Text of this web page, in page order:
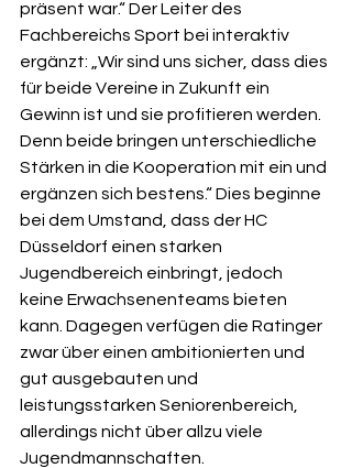
präsent war.“ Der Leiter des
Fachbereichs Sport bei interaktiv
ergänzt: „Wir sind uns sicher, dass dies
für beide Vereine in Zukunft ein
Gewinn ist und sie profitieren werden.
Denn beide bringen unterschiedliche
Stärken in die Kooperation mit ein und
ergänzen sich bestens.“ Dies beginne
bei dem Umstand, dass der HC
Düsseldorf einen starken
Jugendbereich einbringt, jedoch
keine Erwachsenenteams bieten
kann. Dagegen verfügen die Ratinger
zwar über einen ambitionierten und
gut ausgebauten und
leistungsstarken Seniorenbereich,
allerdings nicht über allzu viele
Jugendmannschaften.